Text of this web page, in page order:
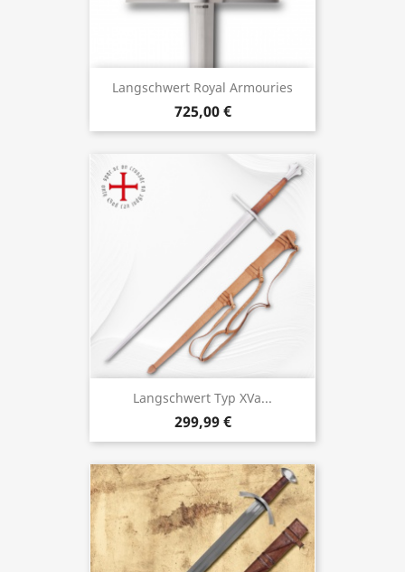
Langschwert Royal Armouries
725,00 €
Langschwert Typ XVa...
299,99 €